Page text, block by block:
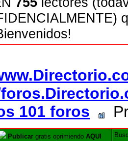
101 foros
Publicar gratis oprimiendoAQUI